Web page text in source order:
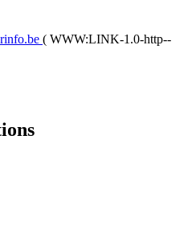
( WWW:LINK-1.0-http--